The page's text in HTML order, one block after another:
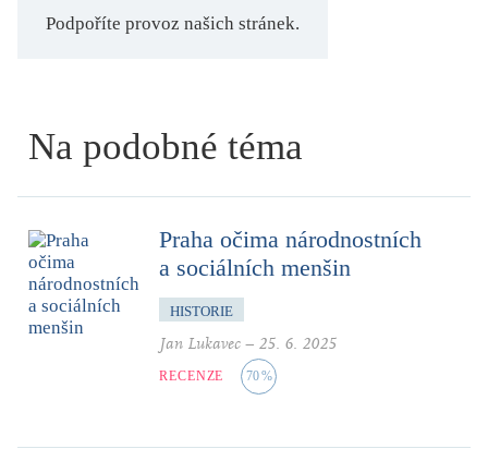
Podpoříte provoz našich stránek.
Na podobné téma
Praha očima národnostních
a sociálních menšin
HISTORIE
Jan Lukavec – 25. 6. 2025
RECENZE 70%